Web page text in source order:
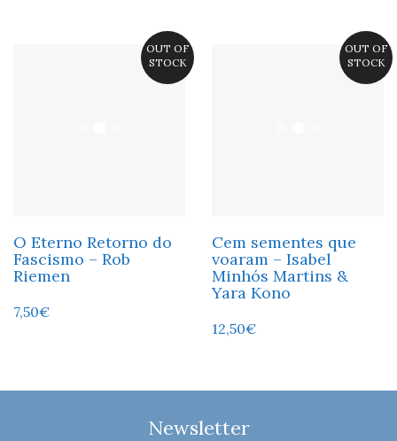
OUT OF
STOCK
O Eterno Retorno do
Fascismo – Rob
Riemen
7,50€
OUT OF
STOCK
Cem sementes que
voaram – Isabel
Minhós Martins &
Yara Kono
12,50€
Newsletter